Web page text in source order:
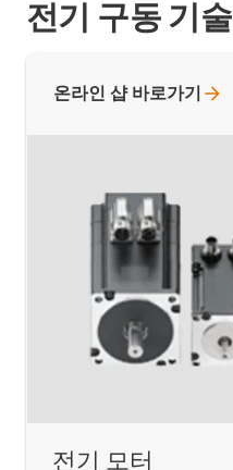
전기 구동 기술
전기 모터
온라인 샵 바로가기